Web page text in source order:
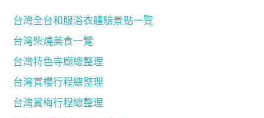
台灣全台和服浴衣體驗景點一覽
台灣柴燒美食一覽
台灣特色寺廟總整理
台灣賞櫻行程總整理
台灣賞梅行程總整理